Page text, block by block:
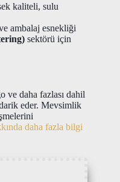
kaliteli, sulu
ambalaj esnekliği
sektörü için
ve daha fazlası dahil
eder. Mevsimlik
daha fazla bilgi